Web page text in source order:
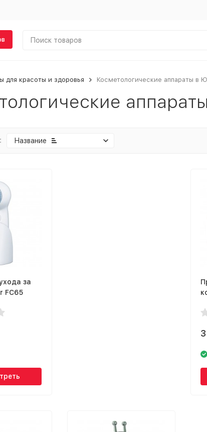
для красоты и здоровья Косметологические аппараты в
Название
за
FC65